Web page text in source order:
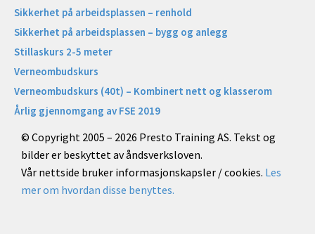
Sikkerhet på arbeidsplassen – renhold
Sikkerhet på arbeidsplassen – bygg og anlegg
Stillaskurs 2-5 meter
Verneombudskurs
Verneombudskurs (40t) – Kombinert nett og klasserom
Årlig gjennomgang av FSE 2019
© Copyright 2005 – 2026 Presto Training AS. Tekst og
bilder er beskyttet av åndsverksloven.
Vår nettside bruker informasjonskapsler / cookies. Les
mer om hvordan disse benyttes.